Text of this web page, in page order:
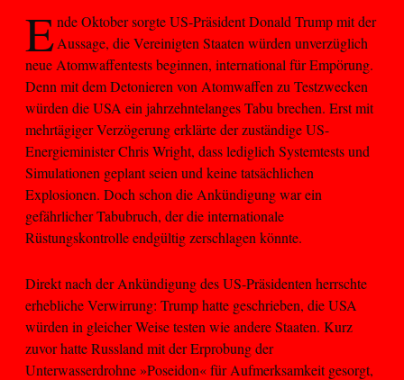
Ende Oktober sorgte US-Präsident Donald Trump mit der
Aussage, die Vereinigten Staaten würden unverzüglich
neue Atomwaffentests beginnen, international für Empörung.
Denn mit dem Detonieren von Atomwaffen zu Testzwecken
würden die USA ein jahrzehntelanges Tabu brechen. Erst mit
mehrtägiger Verzögerung erklärte der zuständige US-
Energieminister Chris Wright, dass lediglich Systemtests und
Simulationen geplant seien und keine tatsächlichen
Explosionen. Doch schon die Ankündigung war ein
gefährlicher Tabubruch, der die internationale
Rüstungskontrolle endgültig zerschlagen könnte.
Direkt nach der Ankündigung des US-Präsidenten herrschte
erhebliche Verwirrung: Trump hatte geschrieben, die USA
würden in gleicher Weise testen wie andere Staaten. Kurz
zuvor hatte Russland mit der Erprobung der
Unterwasserdrohne »Poseidon« für Aufmerksamkeit gesorgt,